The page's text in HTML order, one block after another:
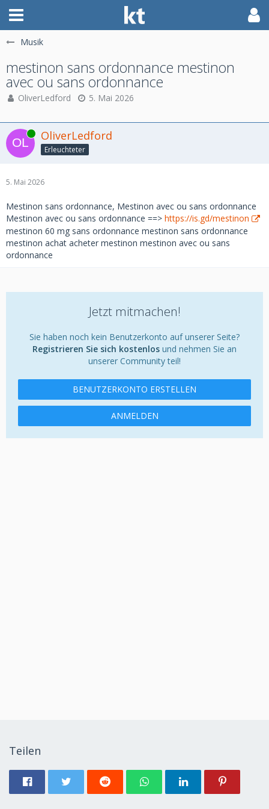
Musik
mestinon sans ordonnance mestinon
avec ou sans ordonnance
OliverLedford 5. Mai 2026
Online OliverLedford
Erleuchteter
5. Mai 2026
Mestinon sans ordonnance, Mestinon avec ou sans ordonnance
Mestinon avec ou sans ordonnance ==> https://is.gd/mestinon
mestinon 60 mg sans ordonnance mestinon sans ordonnance
mestinon achat acheter mestinon mestinon avec ou sans
ordonnance
Jetzt mitmachen!
Sie haben noch kein Benutzerkonto auf unserer Seite?
Registrieren Sie sich kostenlos und nehmen Sie an
unserer Community teil!
BENUTZERKONTO ERSTELLEN
ANMELDEN
Teilen